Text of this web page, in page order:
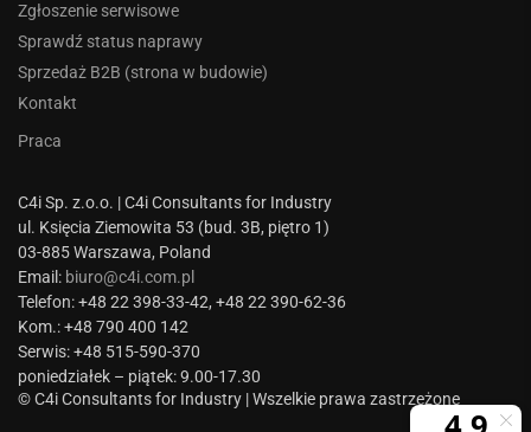
Zgłoszenie serwisowe
Sprawdź status naprawy
Sprzedaż B2B (strona w budowie)
Kontakt
Praca
C4i Sp. z.o.o. | C4i Consultants for Industry
ul. Księcia Ziemowita 53 (bud. 3B, piętro 1)
03-885 Warszawa, Poland
Email: biuro@c4i.com.pl
Telefon: +48 22 398-33-42, +48 22 390-62-36
Kom.: +48 790 400 142
Serwis: +48 515-590-370
poniedziałek – piątek: 9.00-17.30
© C4i Consultants for Industry | Wszelkie prawa zastrzeżone